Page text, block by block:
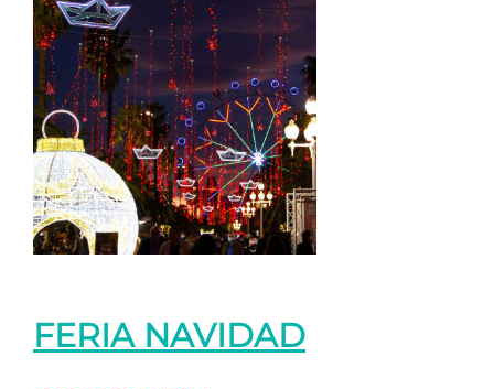
FERIA NAVIDAD